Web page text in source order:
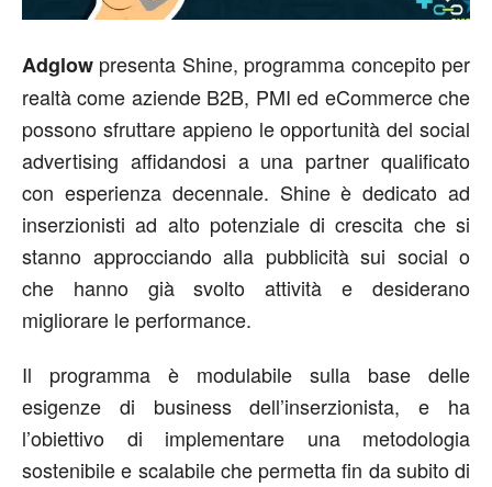
Adglow presenta Shine, programma concepito per
realtà come aziende B2B, PMI ed eCommerce che
possono sfruttare appieno le opportunità del social
advertising affidandosi a una partner qualificato
con esperienza decennale. Shine è dedicato ad
inserzionisti ad alto potenziale di crescita che si
stanno approcciando alla pubblicità sui social o
che hanno già svolto attività e desiderano
migliorare le performance.
Il programma è modulabile sulla base delle
esigenze di business dell’inserzionista, e ha
l’obiettivo di implementare una metodologia
sostenibile e scalabile che permetta fin da subito di